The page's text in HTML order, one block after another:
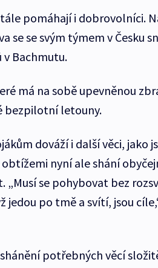
pomáhají i dobrovolníci.
se se svým týmem v Česku
Bachmutu.
má na sobě upevněnou
bezpilotní letouny.
dováží i další věci, jako
nyní ale shání
se pohybovat bez
po tmě a svítí, jsou
potřebných věcí